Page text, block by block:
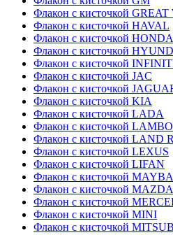
Флакон с кисточкой
Флакон с кисточкой HAVAL
Флакон с кисточкой HONDA
Флакон с кисточкой
Флакон с кисточкой
Флакон с кисточкой JAC
Флакон с кисточкой
Флакон с кисточкой KIA
Флакон с кисточкой LADA
Флакон с кисточкой
Флакон с кисточкой LAND
Флакон с кисточкой LEXUS
Флакон с кисточкой LIFAN
Флакон с кисточкой
Флакон с кисточкой MAZDA
Флакон с кисточкой
Флакон с кисточкой MINI
Флакон с кисточкой